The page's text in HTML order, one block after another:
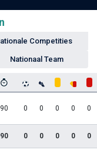
Competities
Nationaal Team
90 0 0 0 0 0
90 0 0 0 0 0